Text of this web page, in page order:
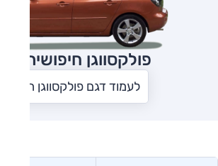
פולקסווגן חיפושית
לעמוד דגם פולקסווגן חיפושית